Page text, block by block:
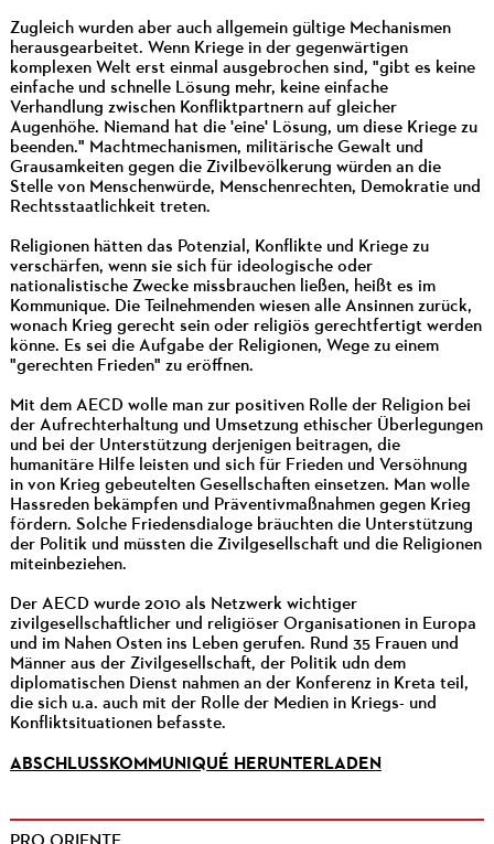
Zugleich wurden aber auch allgemein gültige Mechanismen
herausgearbeitet. Wenn Kriege in der gegenwärtigen
komplexen Welt erst einmal ausgebrochen sind, "gibt es keine
einfache und schnelle Lösung mehr, keine einfache
Verhandlung zwischen Konfliktpartnern auf gleicher
Augenhöhe. Niemand hat die 'eine' Lösung, um diese Kriege zu
beenden." Machtmechanismen, militärische Gewalt und
Grausamkeiten gegen die Zivilbevölkerung würden an die
Stelle von Menschenwürde, Menschenrechten, Demokratie und
Rechtsstaatlichkeit treten.
Religionen hätten das Potenzial, Konflikte und Kriege zu
verschärfen, wenn sie sich für ideologische oder
nationalistische Zwecke missbrauchen ließen, heißt es im
Kommunique. Die Teilnehmenden wiesen alle Ansinnen zurück,
wonach Krieg gerecht sein oder religiös gerechtfertigt werden
könne. Es sei die Aufgabe der Religionen, Wege zu einem
"gerechten Frieden" zu eröffnen.
Mit dem AECD wolle man zur positiven Rolle der Religion bei
der Aufrechterhaltung und Umsetzung ethischer Überlegungen
und bei der Unterstützung derjenigen beitragen, die
humanitäre Hilfe leisten und sich für Frieden und Versöhnung
in von Krieg gebeutelten Gesellschaften einsetzen. Man wolle
Hassreden bekämpfen und Präventivmaßnahmen gegen Krieg
fördern. Solche Friedensdialoge bräuchten die Unterstützung
der Politik und müssten die Zivilgesellschaft und die Religionen
miteinbeziehen.
Der AECD wurde 2010 als Netzwerk wichtiger
zivilgesellschaftlicher und religiöser Organisationen in Europa
und im Nahen Osten ins Leben gerufen. Rund 35 Frauen und
Männer aus der Zivilgesellschaft, der Politik udn dem
diplomatischen Dienst nahmen an der Konferenz in Kreta teil,
die sich u.a. auch mit der Rolle der Medien in Kriegs- und
Konfliktsituationen befasste.
ABSCHLUSSKOMMUNIQUÉ HERUNTERLADEN